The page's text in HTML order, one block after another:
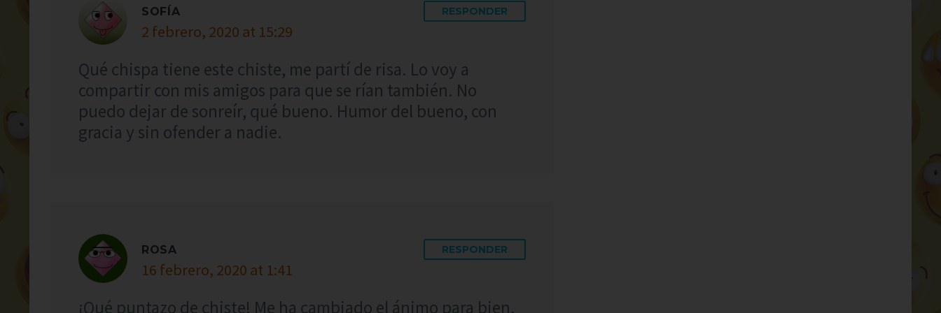
SOFÍA
2 febrero, 2020 at 15:29
RESPONDER
Qué chispa tiene este chiste, me partí de risa. Lo voy a
compartir con mis amigos para que se rían también. No
puedo dejar de sonreír, qué bueno. Humor del bueno, con
gracia y sin ofender a nadie.
ROSA
16 febrero, 2020 at 1:41
RESPONDER
¡Qué puntazo de chiste! Me ha cambiado el ánimo para bien,